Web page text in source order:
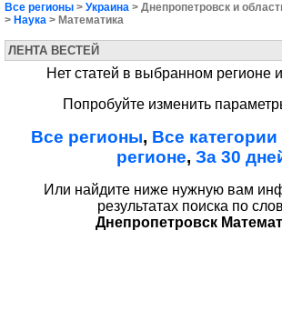
Все регионы > Украина > Днепропетровск и
> Наука > Математика
ЛЕНТА ВЕСТЕЙ
Нет статей в выбранном регионе
Попробуйте изменить
Все регионы, Все
регионе, За 30
Или найдите ниже нужную вам
результатах поиска по
Днепропетровск